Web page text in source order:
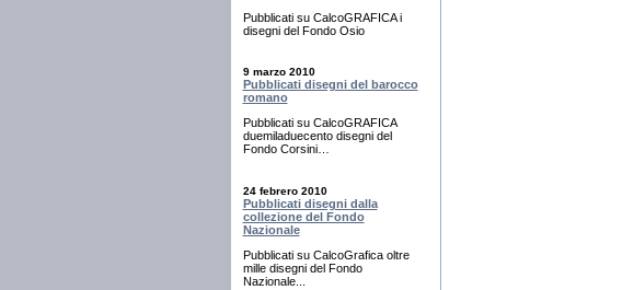
Pubblicati su CalcoGRAFICA i
disegni del Fondo Osio
9 marzo 2010
Pubblicati disegni del barocco
romano
Pubblicati su CalcoGRAFICA
duemiladuecento disegni del
Fondo Corsini…
24 febrero 2010
Pubblicati disegni dalla
collezione del Fondo
Nazionale
Pubblicati su CalcoGrafica oltre
mille disegni del Fondo
Nazionale...